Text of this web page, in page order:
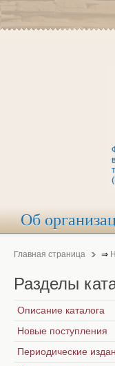
Об
Главная страница ⇒
Разделы
Описание каталога
Новые поступления
Периодические